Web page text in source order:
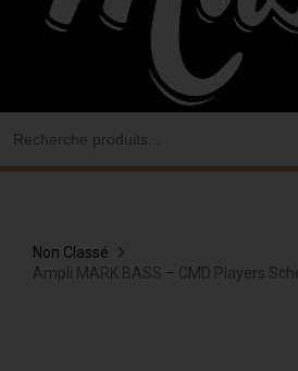
Non Classé
Ampli MARK BASS – CMD Players